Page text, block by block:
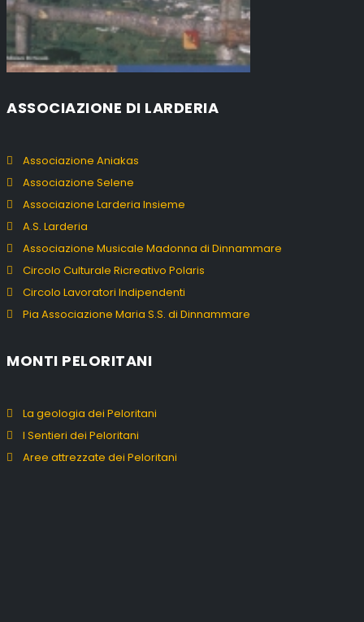
ASSOCIAZIONE DI LARDERIA
Associazione Aniakas
Associazione Selene
Associazione Larderia Insieme
A.S. Larderia
Associazione Musicale Madonna di Dinnammare
Circolo Culturale Ricreativo Polaris
Circolo Lavoratori Indipendenti
Pia Associazione Maria S.S. di Dinnammare
MONTI PELORITANI
La geologia dei Peloritani
I Sentieri dei Peloritani
Aree attrezzate dei Peloritani